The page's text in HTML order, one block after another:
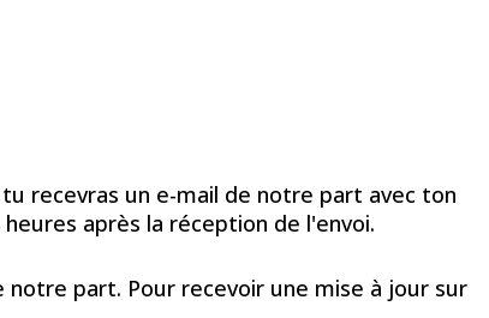
recevras un e-mail de notre part avec ton
après la réception de l'envoi.
part. Pour recevoir une mise à jour sur